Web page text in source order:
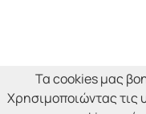
Τα cookies μας
Χρησιμοποιώντας τις